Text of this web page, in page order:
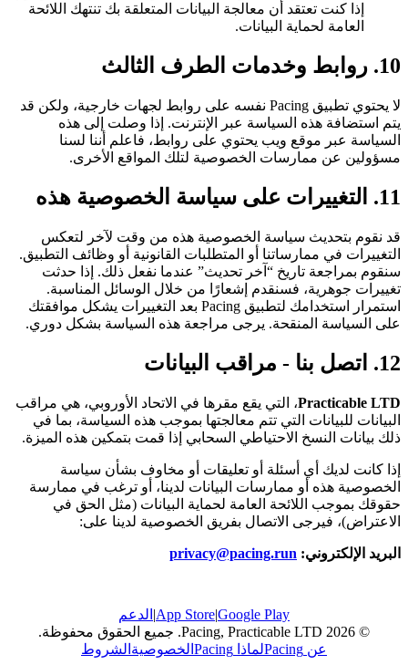
إذا كنت تعتقد أن معالجة البيانات المتعلقة بك تنتهك اللائحة
العامة لحماية البيانات.
10. روابط وخدمات الطرف الثالث
لا يحتوي تطبيق Pacing نفسه على روابط لجهات خارجية، ولكن قد
يتم استضافة هذه السياسة عبر الإنترنت. إذا وصلت إلى هذه
السياسة عبر موقع ويب يحتوي على روابط، فاعلم أننا لسنا
مسؤولين عن ممارسات الخصوصية لتلك المواقع الأخرى.
11. التغييرات على سياسة الخصوصية هذه
قد نقوم بتحديث سياسة الخصوصية هذه من وقت لآخر لتعكس
التغييرات في ممارساتنا أو المتطلبات القانونية أو وظائف التطبيق.
سنقوم بمراجعة تاريخ “آخر تحديث” عندما نفعل ذلك. إذا حدثت
تغييرات جوهرية، فسنقدم إشعارًا من خلال الوسائل المناسبة.
استمرار استخدامك لتطبيق Pacing بعد التغييرات يشكل موافقتك
على السياسة المنقحة. يرجى مراجعة هذه السياسة بشكل دوري.
12. اتصل بنا - مراقب البيانات
Practicable LTD، التي يقع مقرها في الاتحاد الأوروبي، هي مراقب
البيانات للبيانات التي تتم معالجتها بموجب هذه السياسة، بما في
ذلك بيانات النسخ الاحتياطي السحابي إذا قمت بتمكين هذه الميزة.
إذا كانت لديك أي أسئلة أو تعليقات أو مخاوف بشأن سياسة
الخصوصية هذه أو ممارسات البيانات لدينا، أو ترغب في ممارسة
حقوقك بموجب اللائحة العامة لحماية البيانات (مثل الحق في
الاعتراض)، فيرجى الاتصال بفريق الخصوصية لدينا على:
البريد الإلكتروني: privacy@pacing.run
App Store|Google Play
| الدعم
© 2026 Pacing, Practicable LTD. جميع الحقوق محفوظة.
عن Pacing
لماذا Pacing الخصوصية الشروط